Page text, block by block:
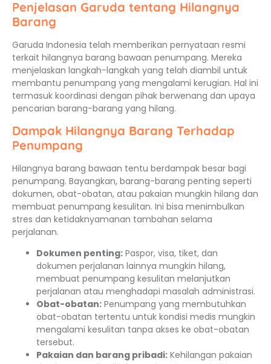
Penjelasan Garuda tentang Hilangnya
Barang
Garuda Indonesia telah memberikan pernyataan resmi
terkait hilangnya barang bawaan penumpang. Mereka
menjelaskan langkah-langkah yang telah diambil untuk
membantu penumpang yang mengalami kerugian. Hal ini
termasuk koordinasi dengan pihak berwenang dan upaya
pencarian barang-barang yang hilang.
Dampak Hilangnya Barang Terhadap
Penumpang
Hilangnya barang bawaan tentu berdampak besar bagi
penumpang. Bayangkan, barang-barang penting seperti
dokumen, obat-obatan, atau pakaian mungkin hilang dan
membuat penumpang kesulitan. Ini bisa menimbulkan
stres dan ketidaknyamanan tambahan selama
perjalanan.
Dokumen penting: Paspor, visa, tiket, dan
dokumen perjalanan lainnya mungkin hilang,
membuat penumpang kesulitan melanjutkan
perjalanan atau menghadapi masalah administrasi.
Obat-obatan: Penumpang yang membutuhkan
obat-obatan tertentu untuk kondisi medis mungkin
mengalami kesulitan tanpa akses ke obat-obatan
tersebut.
Pakaian dan barang pribadi: Kehilangan pakaian